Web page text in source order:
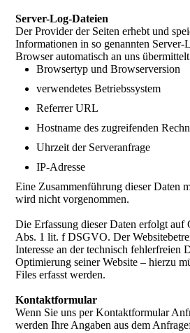
Server-Log-Dateien
Der Provider der Seiten erhebt und
Informationen in so genannten
Browser automatisch an uns
Browsertyp und Browserversion
verwendetes Betriebssystem
Referrer URL
Hostname des zugreifenden
Uhrzeit der Serveranfrage
IP-Adresse
Eine Zusammenführung dieser Daten
wird nicht vorgenommen.
Die Erfassung dieser Daten erfolgt
Abs. 1 lit. f DSGVO. Der
Interesse an der technisch fehlerfreien
Optimierung seiner Website – hierzu
Files erfasst werden.
Kontaktformular
Wenn Sie uns per Kontaktformular
werden Ihre Angaben aus dem